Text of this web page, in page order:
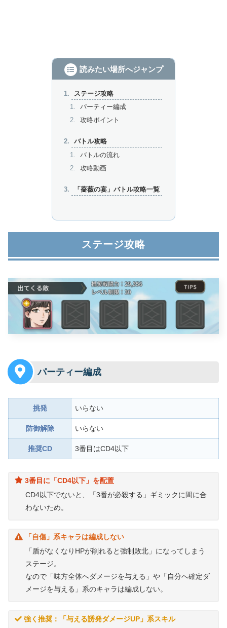
読みたい場所へジャンプ
ステージ攻略
パーティー編成
攻略ポイント
バトル攻略
バトルの流れ
攻略動画
「薔薇の宴」バトル攻略一覧
ステージ攻略
パーティー編成
挑発 いらない
防御解除 いらない
推奨CD 3番目はCD4以下
3番目に「CD4以下」を配置
CD4以下でないと、「3番が必殺する」ギミックに間に合
わないため。
「自傷」系キャラは編成しない
「盾がなくなりHPが削れると強制敗北」になってしまう
ステージ。
なので「味方全体へダメージを与える」や「自分へ確定ダ
メージを与える」系のキャラは編成しない。
強く推奨：「与える誘発ダメージUP」系スキル